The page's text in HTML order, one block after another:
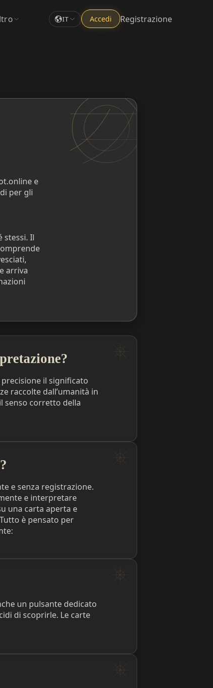
IT Accedi Registrazione
e
per gli
stessi. Il
arriva
il significato
raccolte dall’umanità in
senso corretto della
e senza registrazione.
e interpretare
una carta aperta e
è pensato per
un pulsante dedicato
di scoprirle. Le carte